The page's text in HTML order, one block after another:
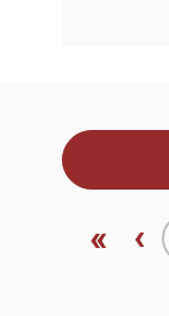
« ‹